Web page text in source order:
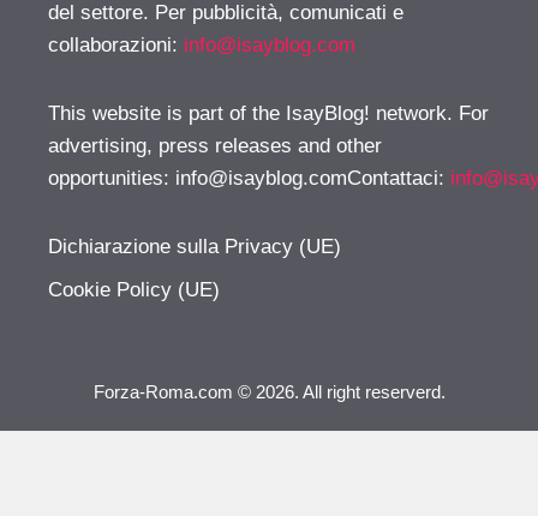
del settore. Per pubblicità, comunicati e
collaborazioni: info@isayblog.com
This website is part of the IsayBlog! network. For
advertising, press releases and other
opportunities: info@isayblog.comContattaci:
Dichiarazione sulla Privacy (UE)
Cookie Policy (UE)
Forza-Roma.com © 2026. All right reserverd.